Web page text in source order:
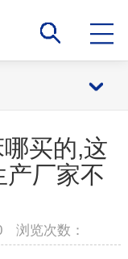
买的,这
产厂家不
浏览次数：